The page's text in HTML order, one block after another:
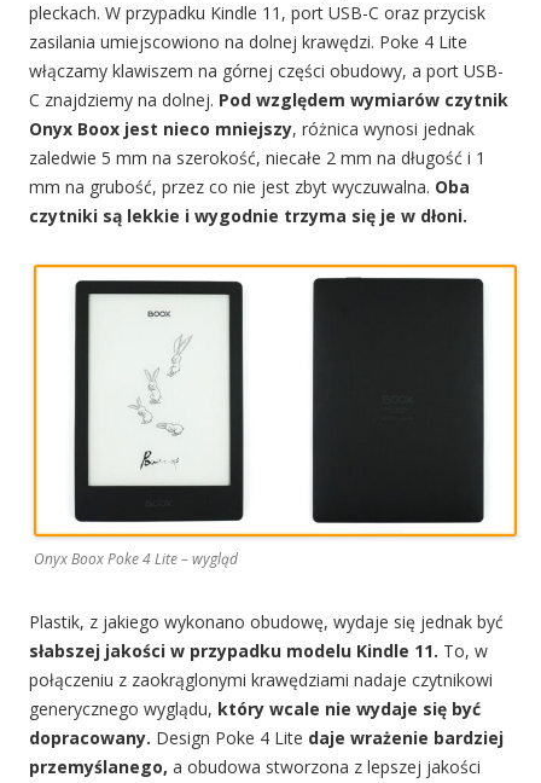
pleckach. W przypadku Kindle 11, port USB-C oraz przycisk
zasilania umiejscowiono na dolnej krawędzi. Poke 4 Lite
włączamy klawiszem na górnej części obudowy, a port USB-
C znajdziemy na dolnej. Pod względem wymiarów czytnik
Onyx Boox jest nieco mniejszy, różnica wynosi jednak
zaledwie 5 mm na szerokość, niecałe 2 mm na długość i 1
mm na grubość, przez co nie jest zbyt wyczuwalna. Oba
czytniki są lekkie i wygodnie trzyma się je w dłoni.
Onyx Boox Poke 4 Lite – wygląd
Plastik, z jakiego wykonano obudowę, wydaje się jednak być
słabszej jakości w przypadku modelu Kindle 11. To, w
połączeniu z zaokrąglonymi krawędziami nadaje czytnikowi
generycznego wyglądu, który wcale nie wydaje się być
dopracowany. Design Poke 4 Lite daje wrażenie bardziej
przemyślanego, a obudowa stworzona z lepszej jakości